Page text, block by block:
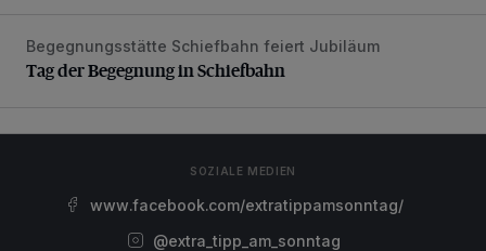
Tag der Begegnung in Schiefbahn
Begegnungsstätte Schiefbahn feiert Jubiläum
Tag der Begegnung in Schiefbahn
SOZIALE MEDIEN
www.facebook.com/extratippamsonntag/
@extra_tipp_am_sonntag